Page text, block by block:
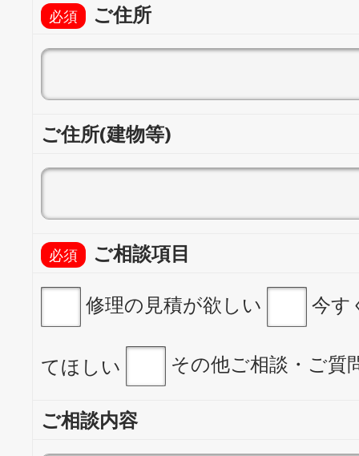
ご住所
ご住所(建物等)
ご相談項目
修理の見積が欲しい
今す
てほしい その他ご相談・ご質
ご相談内容